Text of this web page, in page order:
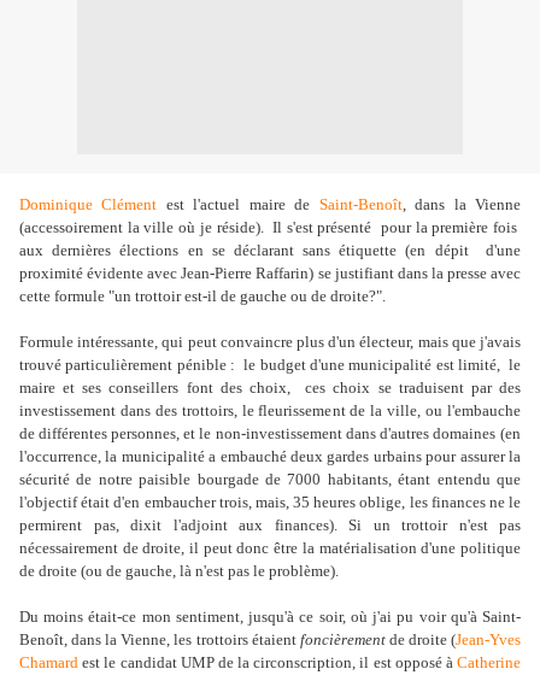
Dominique Clément est l'actuel maire de Saint-Benoît, dans la Vienne
(accessoirement la ville où je réside). Il s'est présenté pour la première fois
aux dernières élections en se déclarant sans étiquette (en dépit d'une
proximité évidente avec Jean-Pierre Raffarin) se justifiant dans la presse avec
cette formule "un trottoir est-il de gauche ou de droite?".
Formule intéressante, qui peut convaincre plus d'un électeur, mais que j'avais
trouvé particulièrement pénible : le budget d'une municipalité est limité, le
maire et ses conseillers font des choix, ces choix se traduisent par des
investissement dans des trottoirs, le fleurissement de la ville, ou l'embauche
de différentes personnes, et le non-investissement dans d'autres domaines (en
l'occurrence, la municipalité a embauché deux gardes urbains pour assurer la
sécurité de notre paisible bourgade de 7000 habitants, étant entendu que
l'objectif était d'en embaucher trois, mais, 35 heures oblige, les finances ne le
permirent pas, dixit l'adjoint aux finances). Si un trottoir n'est pas
nécessairement de droite, il peut donc être la matérialisation d'une politique
de droite (ou de gauche, là n'est pas le problème).
Du moins était-ce mon sentiment, jusqu'à ce soir, où j'ai pu voir qu'à Saint-
Benoît, dans la Vienne, les trottoirs étaient foncièrementde droite (Jean-Yves
Chamard est le candidat UMP de la circonscription, il est opposé à Catherine